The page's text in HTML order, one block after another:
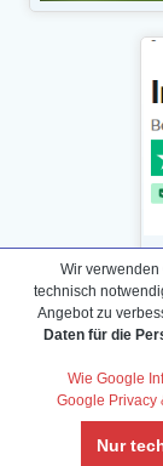
Wir
technisch
Angebot zu
Daten für die
Wie Google
Google Privacy
Nur